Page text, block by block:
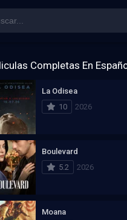
Completas En
La Odisea
10
2026
Boulevard
5.2
2026
Moana